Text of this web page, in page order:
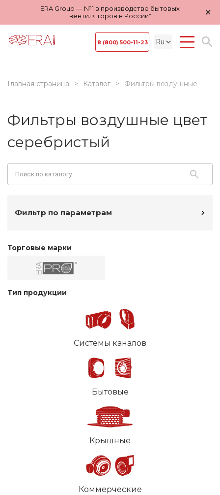
ERA Group — №1 в производстве бытовых
вентиляторов в России*
×
8 (800) 500-11-23
Главная страница Каталог Фильтры воздушные
Фильтры воздушные цвет
серебристый
Фильтр по параметрам
Торговые марки
Тип продукции
Системы каналов
Бытовые
Крышные
Коммерческие